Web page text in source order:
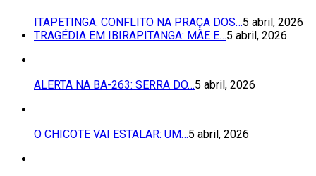
ITAPETINGA: CONFLITO NA PRAÇA DOS…5 abril, 2026
TRAGÉDIA EM IBIRAPITANGA: MÃE E…5 abril, 2026
ALERTA NA BA-263: SERRA DO…5 abril, 2026
O CHICOTE VAI ESTALAR: UM…5 abril, 2026